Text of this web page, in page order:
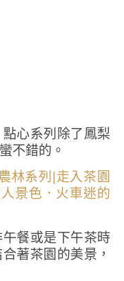
心系列除了鳳梨
不錯的。
餐或是下午茶時
著茶園的美景，